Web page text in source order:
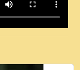
दय! मह जन
2020